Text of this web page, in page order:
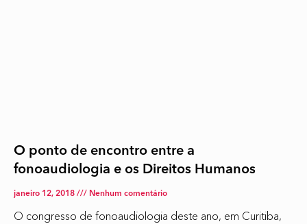
O ponto de encontro entre a
fonoaudiologia e os Direitos Humanos
janeiro 12, 2018 Nenhum comentário
O congresso de fonoaudiologia deste ano, em Curitiba,